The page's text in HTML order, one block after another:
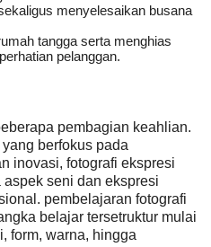
menyelesaikan busana
tangga serta menghias
pelanggan.
pembagian keahlian.
berfokus pada
inovasi, fotografi ekspresi
seni dan ekspresi
pembelajaran fotografi
belajar tersetruktur mulai
form, warna, hingga